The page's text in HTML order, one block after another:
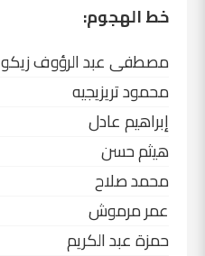
خط الهجوم:
مصطفى عبد الرؤوف زيكو
محمود تريزيجيه
إبراهيم عادل
هيثم حسن
محمد صلاح
عمر مرموش
حمزة عبد الكريم